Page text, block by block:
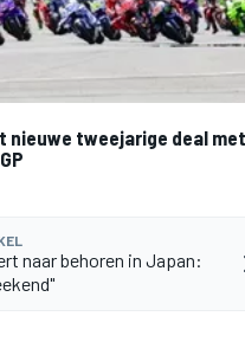
nieuwe tweejarige deal
naar behoren in Japan: